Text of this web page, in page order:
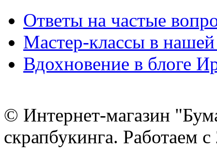
Ответы на частые
Мастер-классы в нашей
Вдохновение в блоге
© Интернет-магазин
скрапбукинга. Работаем с